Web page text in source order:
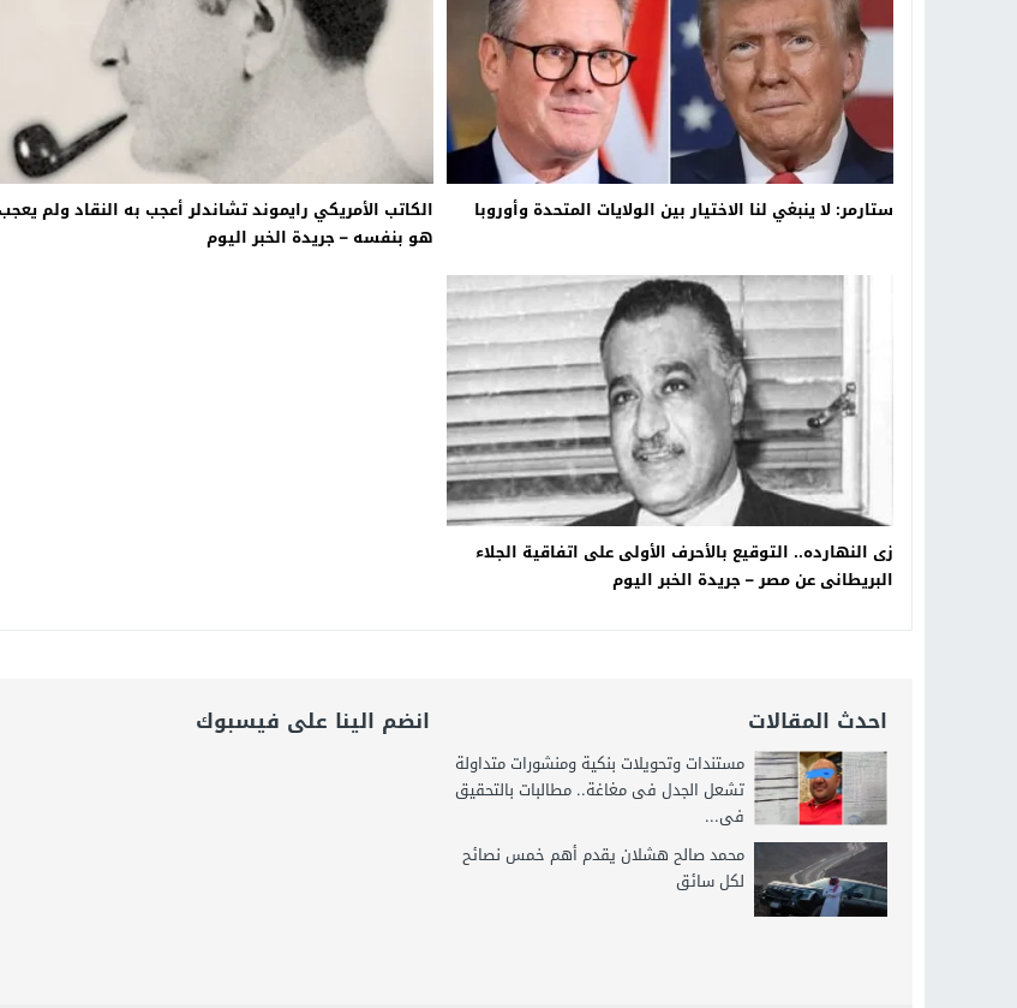
19:34 د. جمال شعبان لطلاب الثانوية العامة: كلية الطب رسالة إنسانية.. ومن يحلم بأن يصبح مثل مجدى يعقوب
ستارمر: لا ينبغي لنا الاختيار بين الولايات المتحدة وأوروبا
الكاتب الأمريكي رايموند تشاندلر أعجب به النقاد ولم
هو بنفسه – جريدة الخبر اليوم
زى النهارده.. التوقيع بالأحرف الأولى على اتفاقية الجلاء
البريطانى عن مصر – جريدة الخبر اليوم
احدث المقالات
مستندات وتحويلات بنكية ومنشورات متداولة
تشعل الجدل فى مغاغة.. مطالبات بالتحقيق
فى...
محمد صالح هشلان يقدم أهم خمس نصائح
لكل سائق
انضم الينا على فيسبوك